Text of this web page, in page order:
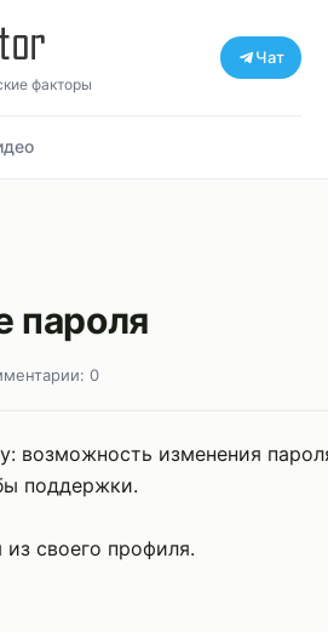
факторы
Чат
пароля
0
возможность изменения
поддержки.
своего профиля.